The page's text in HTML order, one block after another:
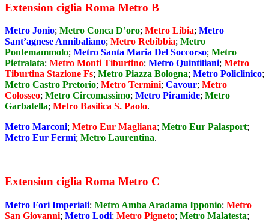
Extension ciglia Roma Metro B
Metro Jonio; Metro Conca D’oro; Metro Libia; Metro
Sant’agnese Annibaliano; Metro Rebibbia; Metro
Pontemammolo; Metro Santa Maria Del Soccorso; Metro
Pietralata; Metro Monti Tiburtino; Metro Quintiliani; Metro
Tiburtina Stazione Fs; Metro Piazza Bologna; Metro Policlinico;
Metro Castro Pretorio; Metro Termini; Cavour; Metro
Colosseo; Metro Circomassimo; Metro Piramide; Metro
Garbatella; Metro Basilica S. Paolo.
Metro Marconi; Metro Eur Magliana; Metro Eur Palasport;
Metro Eur Fermi; Metro Laurentina.
Extension ciglia Roma Metro C
Metro Fori Imperiali; Metro Amba Aradama Ipponio; Metro
San Giovanni; Metro Lodi; Metro Pigneto; Metro Malatesta;